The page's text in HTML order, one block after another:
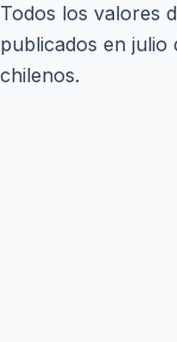
Todos los valores
publicados en julio
chilenos.